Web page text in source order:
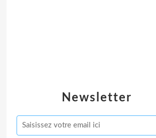
Newsletter